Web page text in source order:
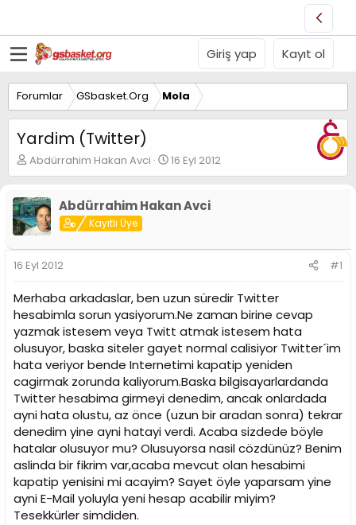
Giriş yap Kayıt ol
Forumlar GSbasket.Org Mola
Yardim (Twitter)
K
o
u
y
u
B
a
ş
a
t
a
n
Abdürrahim Hakan Avci
B
a
l
g
a
r
i
h
i
16 Eyl 2012
Abdürrahim Hakan Avci
Kayıtlı Üye
16 Eyl 2012 #1
Merhaba arkadaslar, ben uzun süredir Twitter
hesabimla sorun yasiyorum.Ne zaman birine cevap
yazmak istesem veya Twitt atmak istesem hata
olusuyor, baska siteler gayet normal calisiyor Twitter´im
hata veriyor bende Internetimi kapatip yeniden
cagirmak zorunda kaliyorum.Baska bilgisayarlardanda
Twitter hesabima girmeyi denedim, ancak onlardada
ayni hata olustu, az önce (uzun bir aradan sonra) tekrar
denedim yine ayni hatayi verdi. Acaba sizdede böyle
hatalar olusuyor mu? Olusuyorsa nasil cözdünüz? Benim
aslinda bir fikrim var,acaba mevcut olan hesabimi
kapatip yenisini mi acayim? Sayet öyle yaparsam yine
ayni E-Mail yoluyla yeni hesap acabilir miyim?
Tesekkürler simdiden.